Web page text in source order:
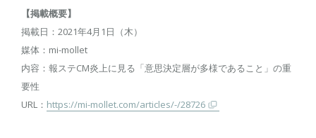
【掲載概要】
掲載日：2021年4月1日（木）
媒体：mi-mollet
内容：報ステCM炎上に見る「意思決定層が多様であること」の重
要性
URL： https://mi-mollet.com/articles/-/28726